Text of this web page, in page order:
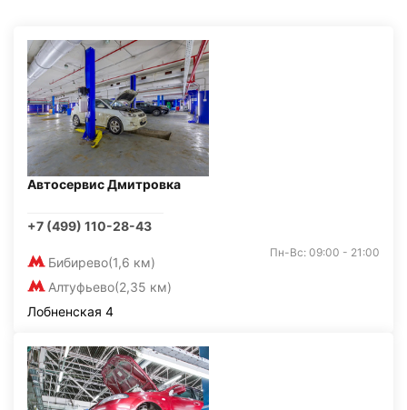
Автосервис Дмитровка
+7 (499) 110-28-43
Бибирево(1,6 км)
Алтуфьево(2,35 км)
Пн-Вс: 09:00 - 21:00
Лобненская 4